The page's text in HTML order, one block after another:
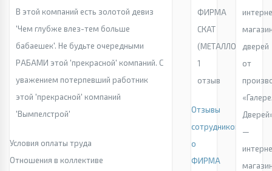
В этой компаний есть золотой девиз
'Чем глубже влез-тем больше
бабаешек'. Не будьте очередными
РАБАМИ этой 'прекрасной' компаний. С
уважением потерпевший работник
этой 'прекрасной' компаний
'Вымпелстрой'
Условия оплаты труда
Отношения в коллективе
ФИРМА
СКАТ
(МЕТАЛЛОБАЗА)
1
отзыв
Отзывы
сотрудников
о
ФИРМА
—